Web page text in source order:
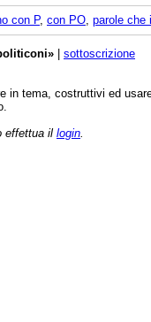
con P, con PO parole che
| sottoscrizione
in tema, costruttivi ed
effettua il login